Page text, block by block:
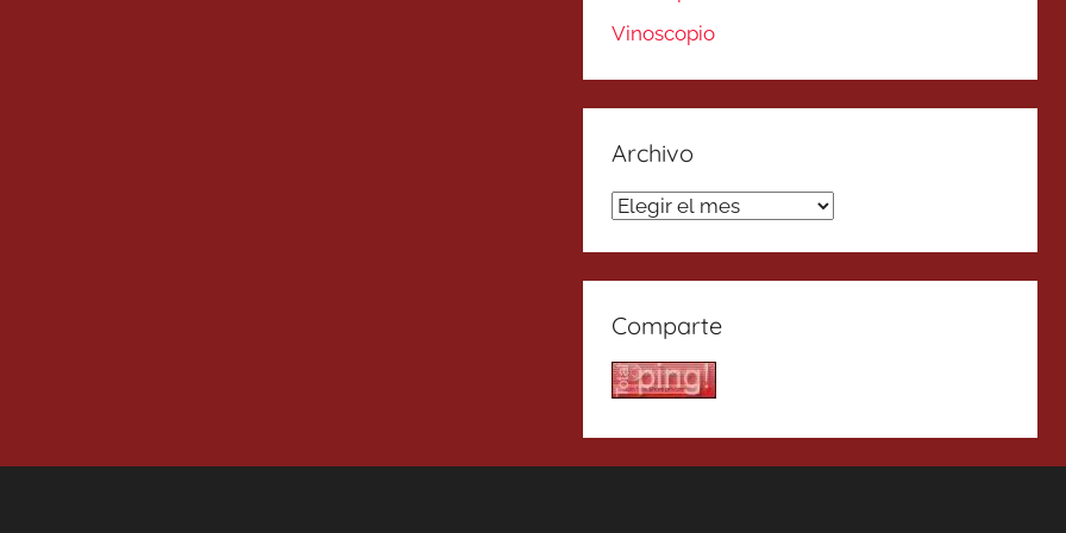
Vinoscopio
Archivo
Archivo
Comparte